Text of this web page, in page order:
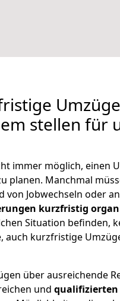
stellen für
immer möglich, einen
planen. Manchmal
von Jobwechseln oder
kurzfristig
Situation befinden,
auch kurzfristige
über ausreichende
und qualifizierten